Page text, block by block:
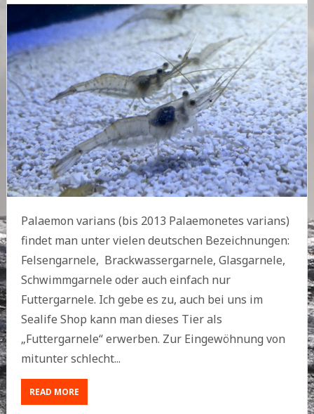
Palaemon varians (bis 2013 Palaemonetes varians)
findet man unter vielen deutschen Bezeichnungen:
Felsengarnele, Brackwassergarnele, Glasgarnele,
Schwimmgarnele oder auch einfach nur
Futtergarnele. Ich gebe es zu, auch bei uns im
Sealife Shop kann man dieses Tier als
„Futtergarnele“ erwerben. Zur Eingewöhnung von
mitunter schlecht...
READ MOREABOUT
ZUM